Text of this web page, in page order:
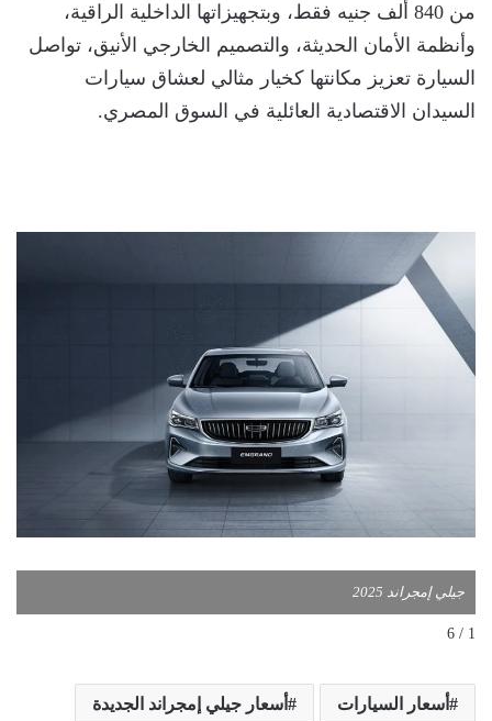
من 840 ألف جنيه فقط، وبتجهيزاتها الداخلية الراقية،
وأنظمة الأمان الحديثة، والتصميم الخارجي الأنيق، تواصل
السيارة تعزيز مكانتها كخيار مثالي لعشاق سيارات
السيدان الاقتصادية العائلية في السوق المصري.
جيلي إمجراند 2025
1 / 6
أسعار السيارات أسعار جيلي إمجراند الجديدة